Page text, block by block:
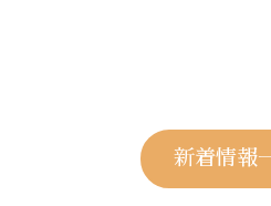
新着情報